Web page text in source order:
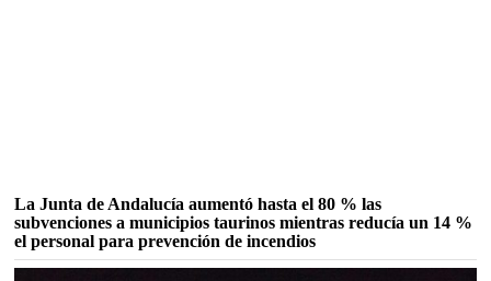
La Junta de Andalucía aumentó hasta el 80 % las
subvenciones a municipios taurinos mientras reducía un 14 %
el personal para prevención de incendios